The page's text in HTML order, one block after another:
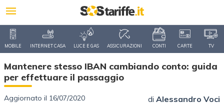
MOBILE INTERNET CASA LUCE E GAS ASSICURAZIONI CONTI CARTE TV
Mantenere stesso IBAN cambiando conto: guida
per effettuare il passaggio
Aggiornato il 16/07/2020 di Alessandro Voci